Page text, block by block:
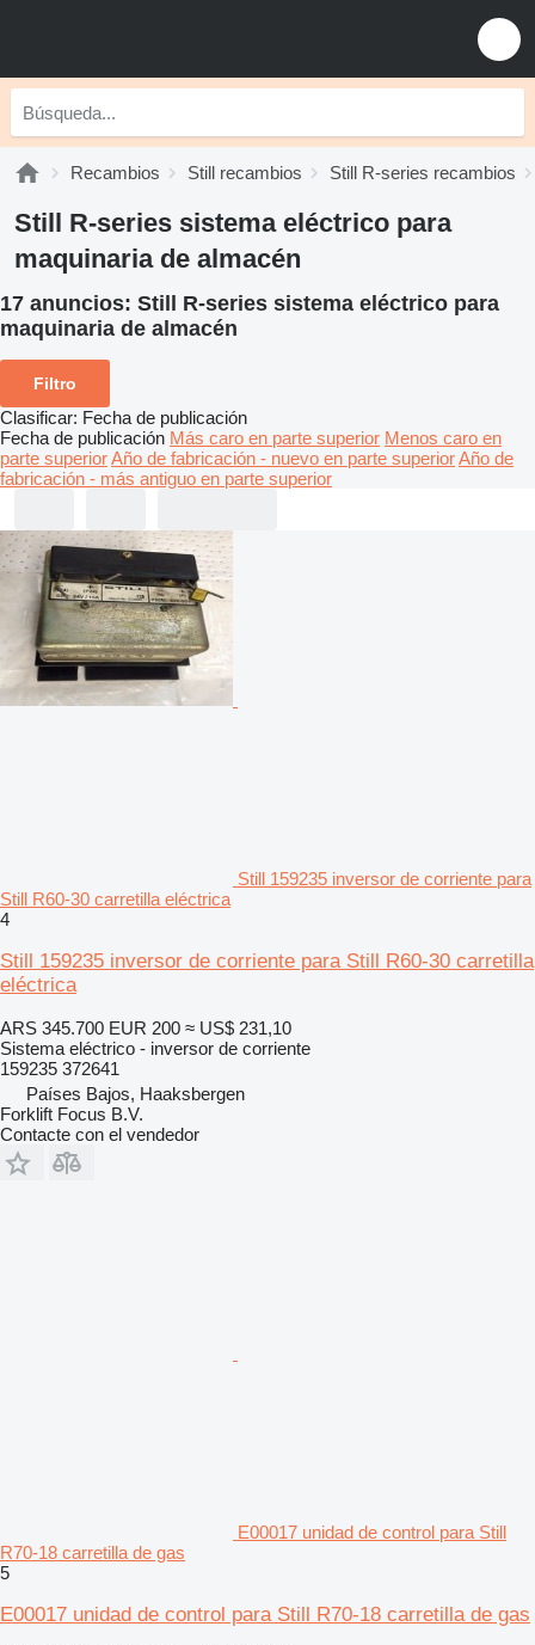
Recambios Still recambios Still R-series recambios
Still R-series sistema eléctrico para
maquinaria de almacén
17 anuncios: Still R-series sistema eléctrico para
maquinaria de almacén
Filtro
Clasificar: Fecha de publicación
Fecha de publicación Más caro en parte superior Menos caro en
parte superiorAño de fabricación - nuevo en parte superiorAño de
fabricación - más antiguo en parte superior
Still 159235 inversor de corriente para
Still R60-30 carretilla eléctrica
4
Still 159235 inversor de corriente para Still R60-30 carretilla
eléctrica
ARS 345.700 EUR 200 ≈ US$ 231,10
Sistema eléctrico - inversor de corriente
159235 372641
Países Bajos, Haaksbergen
Forklift Focus B.V.
Contacte con el vendedor
E00017 unidad de control para Still
R70-18 carretilla de gas
5
E00017 unidad de control para Still R70-18 carretilla de gas